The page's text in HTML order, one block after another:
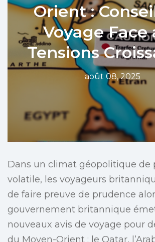
Orient :
Voyage Face
Tensions
août 08, 2025
Dans un climat géopolitique de
volatile, les voyageurs
de faire preuve de prudence
gouvernement britannique
nouveaux avis de voyage pour
du Moyen-Orient : le Qatar,